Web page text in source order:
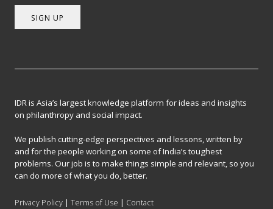
SIGN UP
IDR is Asia’s largest knowledge platform for ideas and insights
on philanthropy and social impact.
We publish cutting-edge perspectives and lessons, written by
and for the people working on some of India’s toughest
problems. Our job is to make things simple and relevant, so you
can do more of what you do, better.
Privacy Policy |Terms of Use | Contact